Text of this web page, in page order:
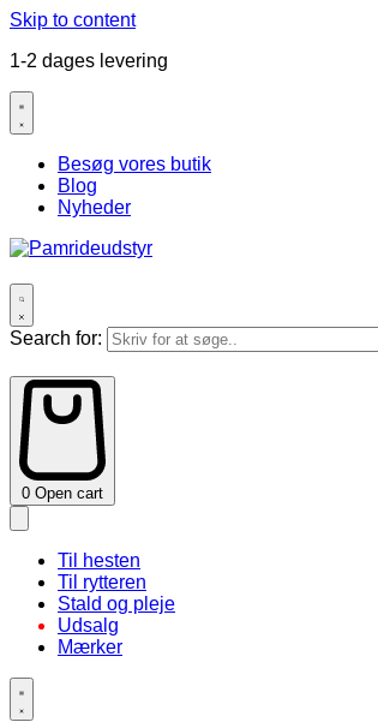
Skip to content
1-2 dages levering
Besøg vores butik
Blog
Nyheder
Search for:
0 Open cart
Til hesten
Til rytteren
Stald og pleje
Udsalg
Mærker